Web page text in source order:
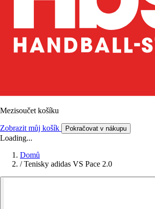
Mezisoučet košíku
Zobrazit můj košík Pokračovat v nákupu
Loading...
Domů
/ Tenisky adidas VS Pace 2.0